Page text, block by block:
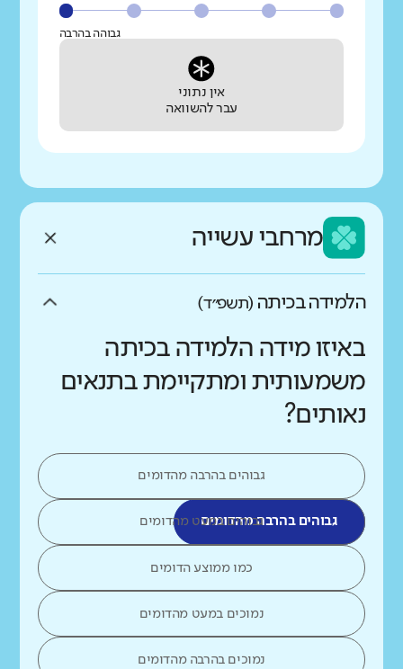
גבוהה בהרבה
אין נתוני
עבר להשוואה
מרחבי עשייה
הלמידה בכיתה (תשפ״ד)
באיזו מידה הלמידה בכיתה
משמעותית ומתקיימת בתנאים
נאותים?
גבוהים בהרבה מהדומים
גבוהים בהרבה מהדומיםגבוהים במעט מהדומים
כמו ממוצע הדומים
נמוכים במעט מהדומים
נמוכים בהרבה מהדומים